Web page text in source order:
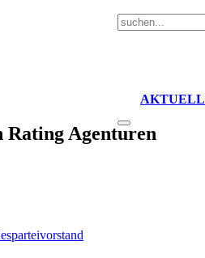
AKTUELL
Rating Agenturen